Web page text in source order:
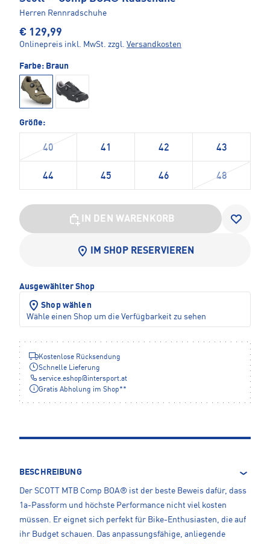
Herren Rennradschuhe
€ 129,99
Onlinepreis inkl. MwSt. zzgl. Versandkosten
Farbe: Braun
Größe:
40 41 42 43
44 45 46 48
IN DEN WARENKORB
IM SHOP RESERVIEREN
Ausgewählter Shop
Shop wählen
Wähle einen Shop um die Verfügbarkeit zu sehen
Kostenlose Rücksendung
Schnelle Lieferung
service.eshop@intersport.at
Gratis Abholung im Shop**
BESCHREIBUNG
Der SCOTT MTB Comp BOA® ist der beste Beweis dafür, dass
1a-Passform und höchste Performance nicht viel kosten
müssen. Er eignet sich perfekt für Bike-Enthusiasten, die auf
ihr Budget schauen. Das anpassungsfähige, anliegende